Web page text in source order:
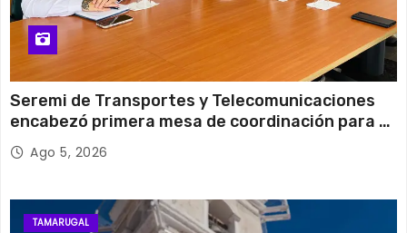
Seremi de Transportes y Telecomunicaciones
encabezó primera mesa de coordinación para el
retiro de cables en desuso en Iquique
Ago 5, 2026
TAMARUGAL